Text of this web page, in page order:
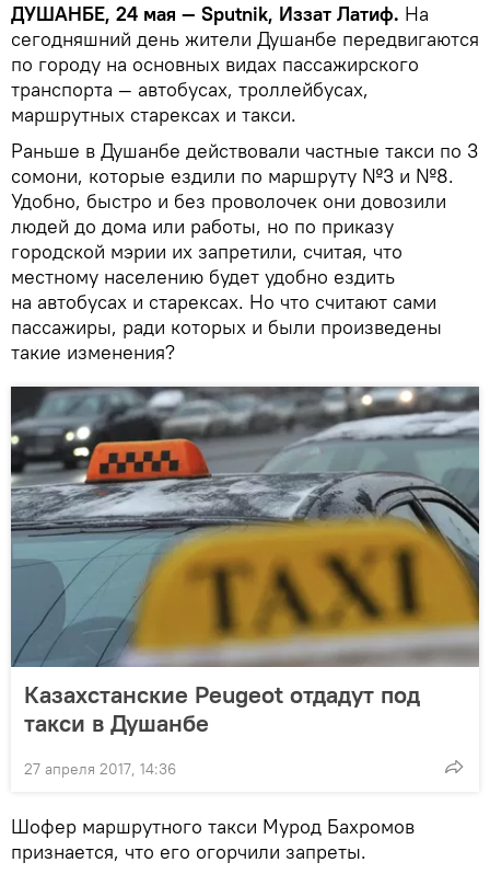
ДУШАНБЕ, 24 мая — Sputnik, Иззат Латиф. На
сегодняшний день жители Душанбе передвигаются
по городу на основных видах пассажирского
транспорта — автобусах, троллейбусах,
маршрутных старексах и такси.
Раньше в Душанбе действовали частные такси по 3
сомони, которые ездили по маршруту №3 и №8.
Удобно, быстро и без проволочек они довозили
людей до дома или работы, но по приказу
городской мэрии их запретили, считая, что
местному населению будет удобно ездить
на автобусах и старексах. Но что считают сами
пассажиры, ради которых и были произведены
такие изменения?
Казахстанские Peugeot отдадут под
такси в Душанбе
27 апреля 2017, 14:36
Шофер маршрутного такси Мурод Бахромов
признается, что его огорчили запреты.